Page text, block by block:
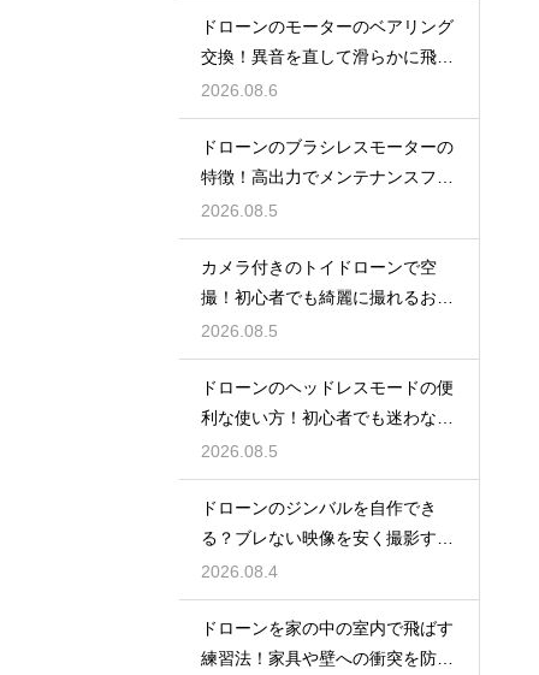
ドローンのモーターのベアリング
交換！異音を直して滑らかに飛ば
す術
2026.08.6
ドローンのブラシレスモーターの
特徴！高出力でメンテナンスフリ
ーの仕組み
2026.08.5
カメラ付きのトイドローンで空
撮！初心者でも綺麗に撮れるおす
すめ機種
2026.08.5
ドローンのヘッドレスモードの便
利な使い方！初心者でも迷わない
操縦
2026.08.5
ドローンのジンバルを自作でき
る？ブレない映像を安く撮影する
裏技
2026.08.4
ドローンを家の中の室内で飛ばす
練習法！家具や壁への衝突を防ぐ